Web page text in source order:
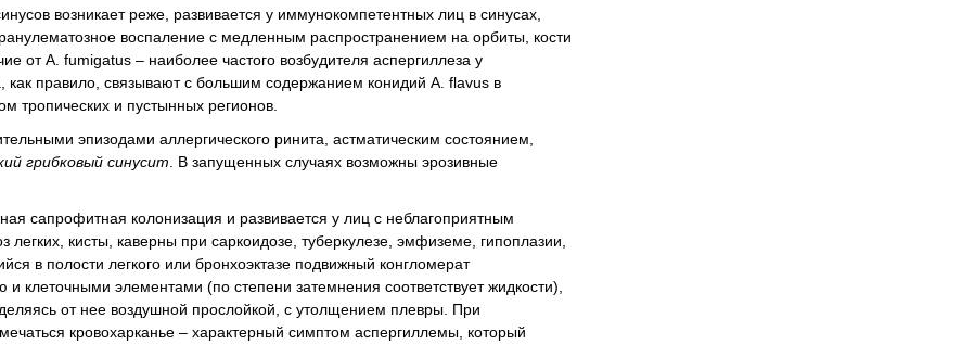
возникает реже, развивается у иммунокомпетентных лиц в синусах,
воспаление с медленным распространением на орбиты, кости
от A. fumigatus – наиболее частого возбудителя аспергиллеза у
правило, связывают с большим содержанием конидий A. flavus в
тропических и пустынных регионов.
эпизодами аллергического ринита, астматическим состоянием,
грибковый синусит . В запущенных случаях возможны эрозивные
сапрофитная колонизация и развивается у лиц с неблагоприятным
кисты, каверны при саркоидозе, туберкулезе, эмфиземе, гипоплазии,
в полости легкого или бронхоэктазе подвижный конгломерат
элементами (по степени затемнения соответствует жидкости),
от нее воздушной прослойкой, с утолщением плевры. При
кровохарканье – характерный симптом аспергиллемы, который